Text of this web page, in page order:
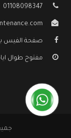
01108098347
صفحة الفيس
مفتوح طوال